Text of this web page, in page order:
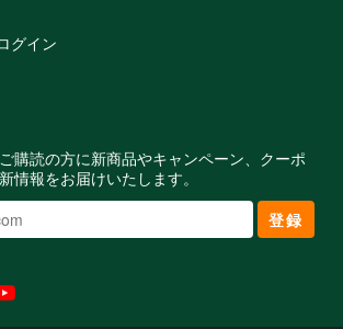
グイン
購読の方に新商品やキャンペーン、クーポ
情報をお届けいたします。
登録